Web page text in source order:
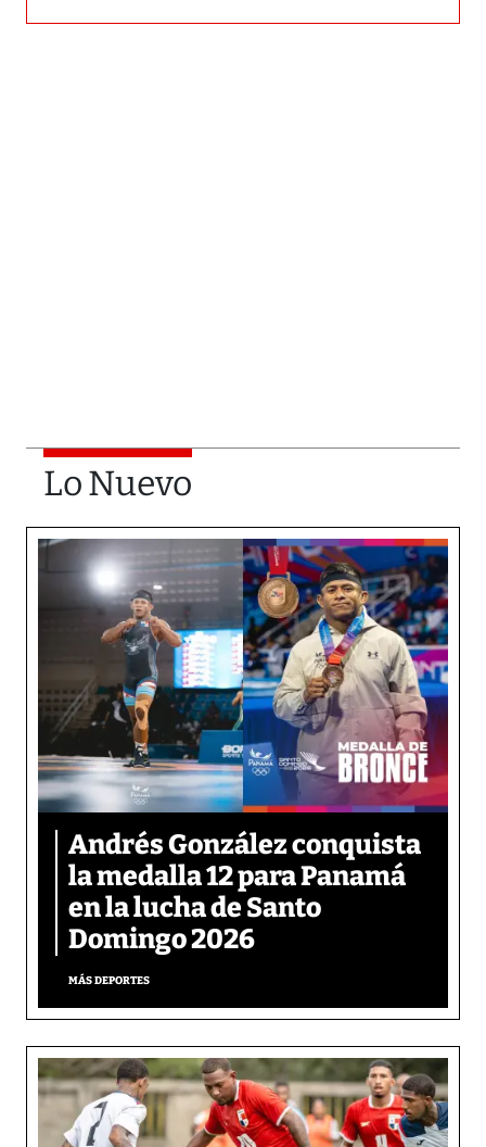
Lo Nuevo
Andrés González conquista
la medalla 12 para Panamá
en la lucha de Santo
Domingo 2026
MÁS DEPORTES